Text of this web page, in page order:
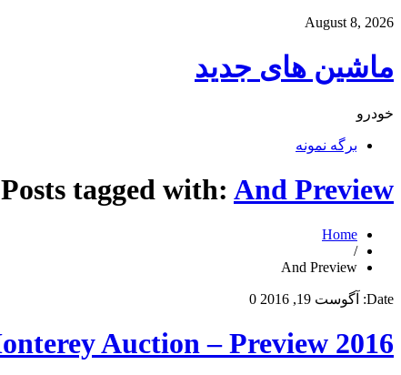
August 8, 2026
ماشین های جدید
خودرو
برگه نمونه
Posts tagged with: And Preview
Home
/
And Preview
Date: آگوست 19, 2016 0
2016 Russo And Steele Monterey Auction – Preview